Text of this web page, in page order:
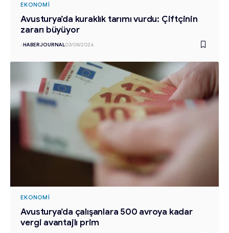
EKONOMI
Avusturya’da kuraklık tarımı vurdu: Çiftçinin
zararı büyüyor
-HABERJOURNAL03/08/2026
EKONOMI
Avusturya’da çalışanlara 500 avroya kadar
vergi avantajlı prim